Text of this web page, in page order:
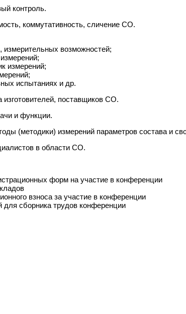
контроль.
коммутативность, сличение СО.
возможностей;
измерений;
испытаниях и др.
поставщиков СО.
и функции.
(методики) измерений параметров состава и
в области СО.
форм на участие в конференции
взноса за участие в конференции
сборника трудов конференции